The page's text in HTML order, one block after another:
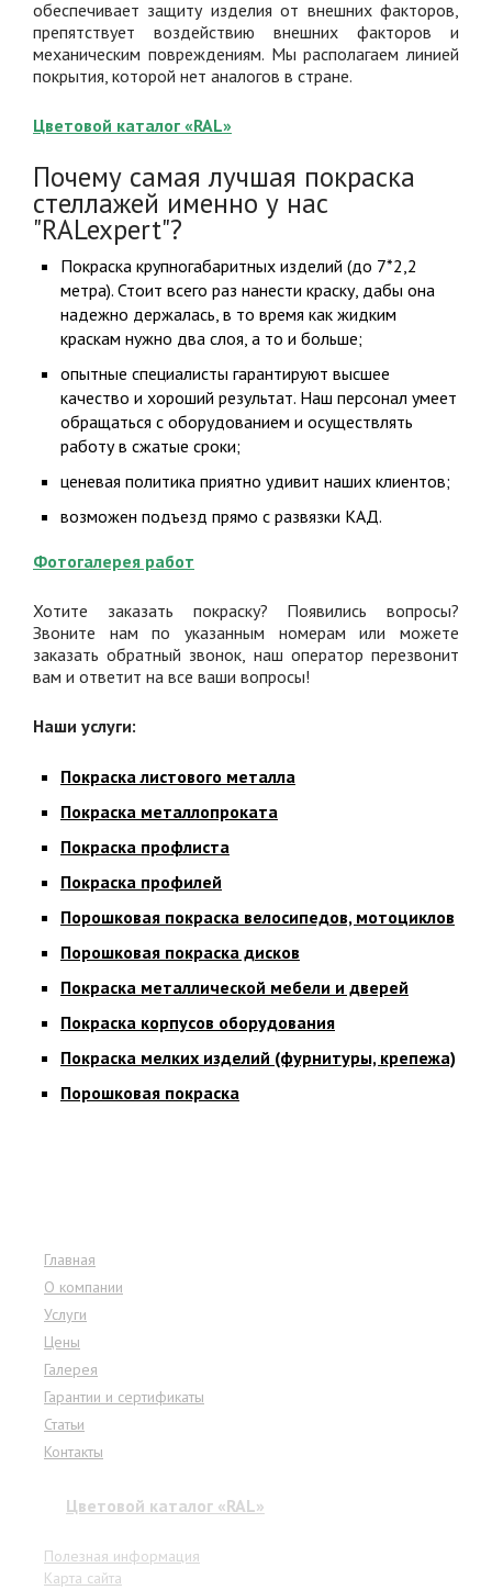
обеспечивает защиту изделия от внешних факторов,
препятствует воздействию внешних факторов и
механическим повреждениям. Мы располагаем линией
покрытия, которой нет аналогов в стране.
Цветовой каталог «RAL»
Почему самая лучшая покраска
стеллажей именно у нас
"RALexpert"?
Покраска крупногабаритных изделий (до 7*2,2
метра). Стоит всего раз нанести краску, дабы она
надежно держалась, в то время как жидким
краскам нужно два слоя, а то и больше;
опытные специалисты гарантируют высшее
качество и хороший результат. Наш персонал умеет
обращаться с оборудованием и осуществлять
работу в сжатые сроки;
ценевая политика приятно удивит наших клиентов;
возможен подъезд прямо с развязки КАД.
Фотогалерея работ
Хотите заказать покраску? Появились вопросы?
Звоните нам по указанным номерам или можете
заказать обратный звонок, наш оператор перезвонит
вам и ответит на все ваши вопросы!
Наши услуги:
Покраска листового металла
Покраска металлопроката
Покраска профлиста
Покраска профилей
Порошковая покраска велосипедов, мотоциклов
Порошковая покраска дисков
Покраска металлической мебели и дверей
Покраска корпусов оборудования
Покраска мелких изделий (фурнитуры, крепежа)
Порошковая покраска
Главная
О компании
Услуги
Цены
Галерея
Гарантии и сертификаты
Статьи
Контакты
Цветовой каталог «RAL»
Полезная информация
Карта сайта